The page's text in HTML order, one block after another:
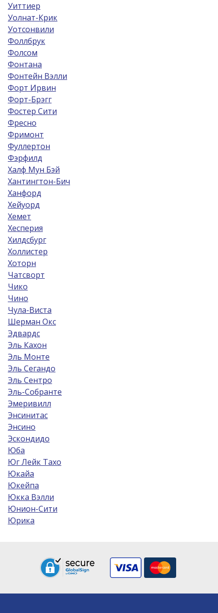
Уиттиер
Уолнат-Крик
Уотсонвили
Фоллбрук
Фолсом
Фонтана
Фонтейн Вэлли
Форт Ирвин
Форт-Брэгг
Фостер Сити
Фресно
Фримонт
Фуллертон
Фэрфилд
Халф Мун Бэй
Хантингтон-Бич
Ханфорд
Хейуорд
Хемет
Хесперия
Хилдсбург
Холлистер
Хоторн
Чатсворт
Чико
Чино
Чула-Виста
Шерман Окс
Эдвардс
Эль Кахон
Эль Монте
Эль Сегандо
Эль Сентро
Эль-Собрантe
Эмеривилл
Энсинитас
Энсино
Эскондидо
Юба
Юг Лейк Тахо
Юкайа
Юкейпа
Юкка Вэлли
Юнион-Сити
Юрика